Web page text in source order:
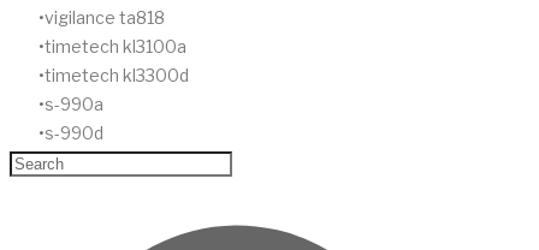
vigilance ta818
timetech kl3100a
timetech kl3300d
s-990a
s-990d